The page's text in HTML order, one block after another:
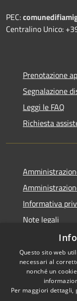
PEC:
Centralino Unico:
Prenotazione
Segnalazione
Leggi le FAQ
Richiesta
Informativa
Note legali
Dichiarazione
RSS
Accessibilità
Questo sito web
necessari al
nonché un
Per maggiori dettagli,